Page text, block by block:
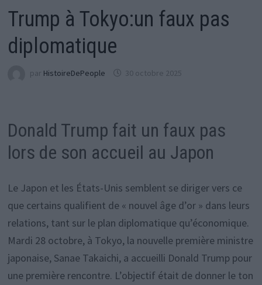
Trump à Tokyo:un faux pas
diplomatique
par HistoireDePeople 30 octobre 2025
Donald Trump fait un faux pas
lors de son accueil au Japon
Le Japon et les États-Unis semblent se diriger vers ce
que certains qualifient de « nouvel âge d’or » dans leurs
relations, tant sur le plan diplomatique qu’économique.
Mardi 28 octobre, à Tokyo, la nouvelle première ministre
japonaise, Sanae Takaichi, a accueilli Donald Trump pour
une première rencontre. L’objectif était de donner le ton